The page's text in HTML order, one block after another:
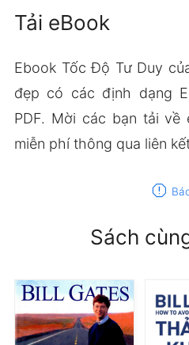
Tải eBook
Ebook Tốc Độ Tư Duy
đẹp có các định dạng
PDF. Mời các bạn tải về
miễn phí thông qua liên
report
Sách